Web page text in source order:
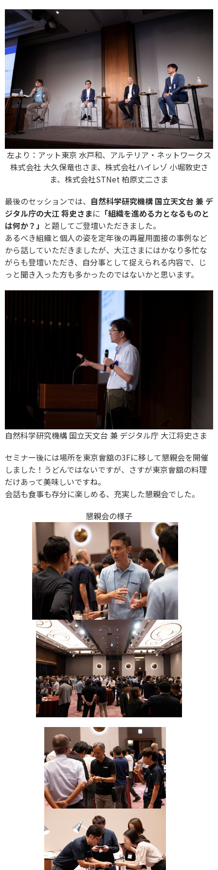
左より：アット東京 水戸和、アルテリア・ネットワークス
株式会社 大久保竜也さま、株式会社ハイレゾ 小堀敦史さ
ま、株式会社STNet 柏原丈二さま
最後のセッションでは、 自然科学研究機構 国立天文台 兼 デ
ジタル庁の大江 将史さまに 「組織を進める力となるものと
は何か？」 と題してご登壇いただきました。
あるべき組織と個人の姿を定年後の再雇用面接の事例など
から話していただきましたが、大江さまにはかなり多忙な
がらも登壇いただき、自分事として捉えられる内容で、じ
っと聞き入った方も多かったのではないかと思います。
自然科学研究機構 国立天文台 兼 デジタル庁 大江将史さま
セミナー後には場所を東京會舘の3Fに移して懇親会を開催
しました！うどんではないですが、さすが東京會舘の料理
だけあって美味しいですね。
会話も食事も存分に楽しめる、充実した懇親会でした。
懇親会の様子